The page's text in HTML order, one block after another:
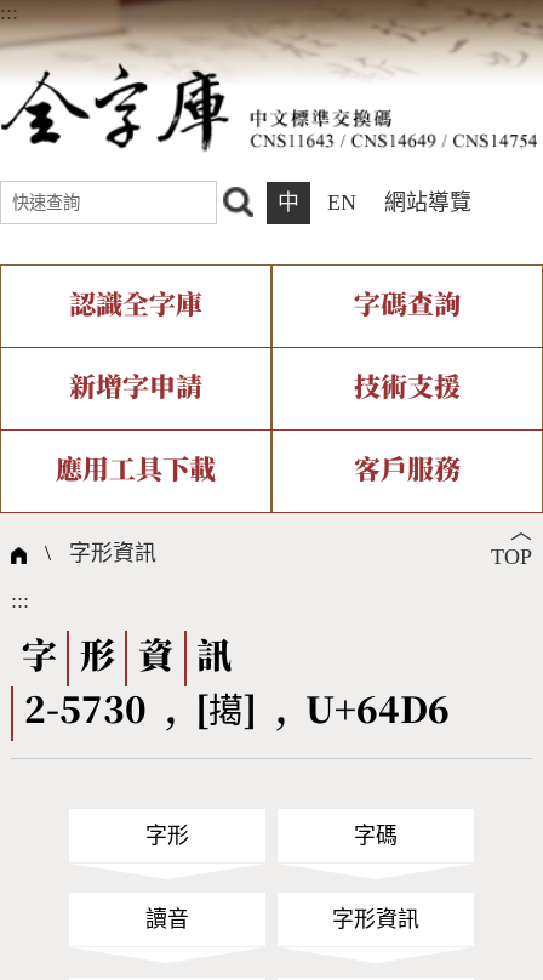
:::
中 EN 網站導覽
認識全字庫
全字庫介紹 全字庫現況
中文碼介紹 專有名詞介紹
國際字碼相關組織
字碼查詢
IDS查詢 部件查詢
複合查詢 注音查詢
筆畫查詢
筆順序查詢
CNS查詢 Unicode查詢
新增字申請
新字申請處理流程
技術支援
字形即時顯示 造字解決方案
全字庫授權 轉碼Web Service
應用工具下載
個人電腦造字處理工具
字形下載
客戶服務
問題集
熱門查詢統計
︿
TOP
\ 字形資訊
:::
字 形 資
訊
2-5730 , [擖] , U+64D6
字形 字碼
讀音 字形資訊